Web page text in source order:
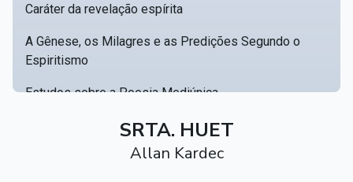
Caráter da revelação espírita
A Gênese, os Milagres e as Predições Segundo o
Espiritismo
Estudos sobre a Poesia Mediúnica
Catálogo racional de obras para se fundar uma
SRTA. HUET
Allan Kardec